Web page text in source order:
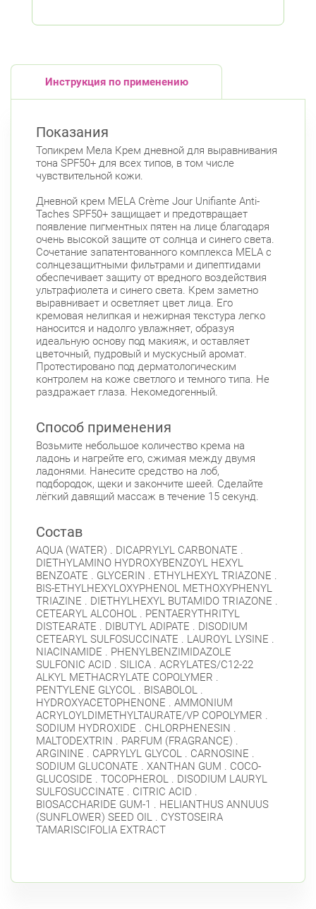
Инструкция по применению
Показания
Топикрем Мела Крем дневной для выравнивания
тона SPF50+ для всех типов, в том числе
чувствительной кожи.
Дневной крем MELA Crème Jour Unifiante Anti-
Taches SPF50+ защищает и предотвращает
появление пигментных пятен на лице благодаря
очень высокой защите от солнца и синего света.
Сочетание запатентованного комплекса MELA с
солнцезащитными фильтрами и дипептидами
обеспечивает защиту от вредного воздействия
ультрафиолета и синего света. Крем заметно
выравнивает и осветляет цвет лица. Его
кремовая нелипкая и нежирная текстура легко
наносится и надолго увлажняет, образуя
идеальную основу под макияж, и оставляет
цветочный, пудровый и мускусный аромат.
Протестировано под дерматологическим
контролем на коже светлого и темного типа. Не
раздражает глаза. Некомедогенный.
Способ применения
Возьмите небольшое количество крема на
ладонь и нагрейте его, сжимая между двумя
ладонями. Нанесите средство на лоб,
подбородок, щеки и закончите шеей. Сделайте
лёгкий давящий массаж в течение 15 секунд.
Состав
AQUA (WATER) . DICAPRYLYL CARBONATE .
DIETHYLAMINO HYDROXYBENZOYL HEXYL
BENZOATE . GLYCERIN . ETHYLHEXYL TRIAZONE .
BIS-ETHYLHEXYLOXYPHENOL METHOXYPHENYL
TRIAZINE . DIETHYLHEXYL BUTAMIDO TRIAZONE .
CETEARYL ALCOHOL . PENTAERYTHRITYL
DISTEARATE . DIBUTYL ADIPATE . DISODIUM
CETEARYL SULFOSUCCINATE . LAUROYL LYSINE .
NIACINAMIDE . PHENYLBENZIMIDAZOLE
SULFONIC ACID . SILICA . ACRYLATES/C12-22
ALKYL METHACRYLATE COPOLYMER .
PENTYLENE GLYCOL . BISABOLOL .
HYDROXYACETOPHENONE . AMMONIUM
ACRYLOYLDIMETHYLTAURATE/VP COPOLYMER .
SODIUM HYDROXIDE . CHLORPHENESIN .
MALTODEXTRIN . PARFUM (FRAGRANCE) .
ARGININE . CAPRYLYL GLYCOL . CARNOSINE .
SODIUM GLUCONATE . XANTHAN GUM . COCO-
GLUCOSIDE . TOCOPHEROL . DISODIUM LAURYL
SULFOSUCCINATE . CITRIC ACID .
BIOSACCHARIDE GUM-1 . HELIANTHUS ANNUUS
(SUNFLOWER) SEED OIL . CYSTOSEIRA
TAMARISCIFOLIA EXTRACT